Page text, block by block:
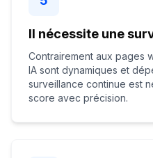
Il nécessite une
Contrairement aux pages
IA sont dynamiques et
surveillance continue est
score avec précision.